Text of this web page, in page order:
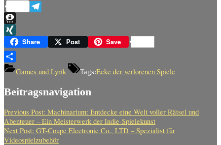
Reddit
Telegram
Threema
XINGShare Post Save
TeilenGames und Lyrik Tags:Ecke der verlorenen Spiele
Beitragsnavigation
Previous Post: Machinarium: Entdecke eine Welt voller Rätsel und
Abenteuer – Ein Meisterwerk der Indie-Spielekunst
Next Post: GT-Coupe Electronic Co., LTD – Spezialist für
Videospielzubehör